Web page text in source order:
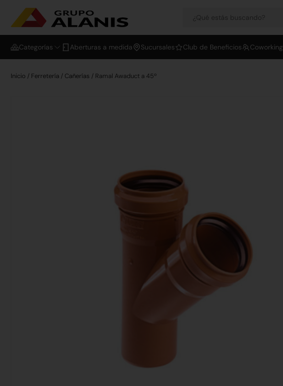
Categorías Aberturas a medida Sucursales Club de Beneficios Coworking
Inicio / Ferretería / Cañerías / Ramal Awaduct a 45º